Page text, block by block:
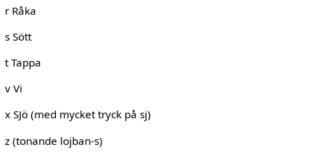
r Råka
s Sött
t Tappa
v Vi
x SJö (med mycket tryck på sj)
z (tonande lojban-s)